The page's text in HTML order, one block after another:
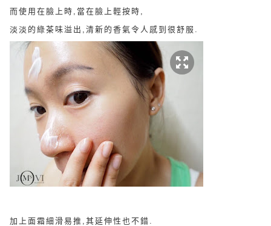
而使用在臉上時,當在臉上輕按時,
淡淡的綠茶味溢出,清新的香氣令人感到很舒服.
加上面霜細滑易推,其延伸性也不錯.